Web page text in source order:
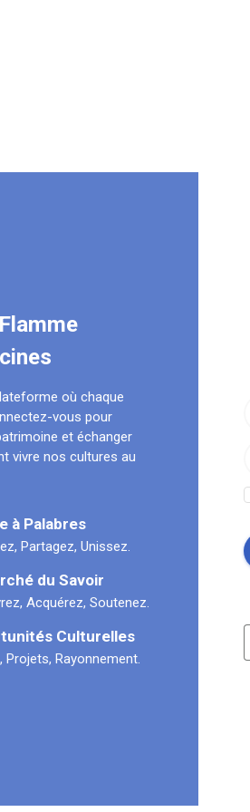
où chaque
vous pour
et échanger
vivre nos cultures au
à Palabres
Partagez, Unissez.
du Savoir
Acquérez, Soutenez.
Culturelles
Projets, Rayonnement.